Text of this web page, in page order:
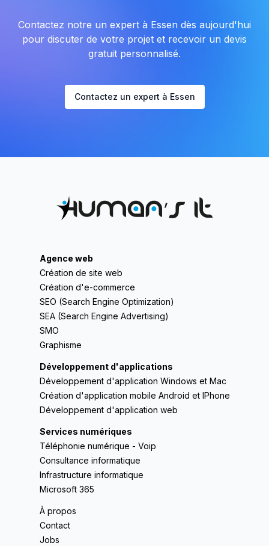
Contactez notre un expert à Essen dès aujourd'hui
pour discuter de votre projet et recevoir un devis
gratuit personnalisé.
Contactez un expert à Essen
Agence web
Création de site web
Création d'e-commerce
SEO (Search Engine Optimization)
SEA (Search Engine Advertising)
SMO
Graphisme
Développement d'applications
Développement d'application Windows et Mac
Création d'application mobile Android et IPhone
Développement d'application web
Services numériques
Téléphonie numérique - Voip
Consultance informatique
Infrastructure informatique
Microsoft 365
À propos
Contact
Jobs